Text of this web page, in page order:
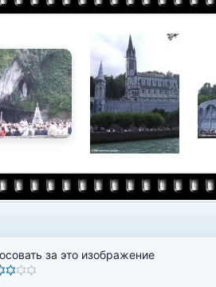
за это изображение